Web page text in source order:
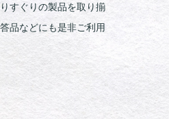
すぐりの製品を取り揃
品などにも是非ご利用